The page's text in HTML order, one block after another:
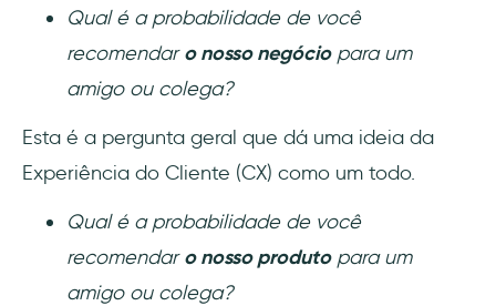
Qual é a probabilidade de você
recomendaro nosso negóciopara um
amigo ou colega?
Esta é a pergunta geral que dá uma ideia da
Experiência do Cliente (CX) como um todo.
Qual é a probabilidade de você
recomendaro nosso produtopara um
amigo ou colega?